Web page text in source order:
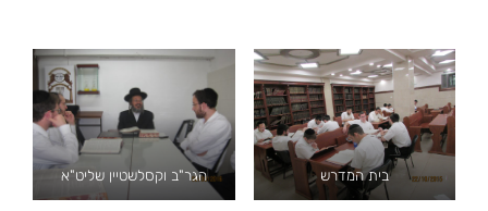
בית המדרש הגר"ב וקסלשטיין שליט"א